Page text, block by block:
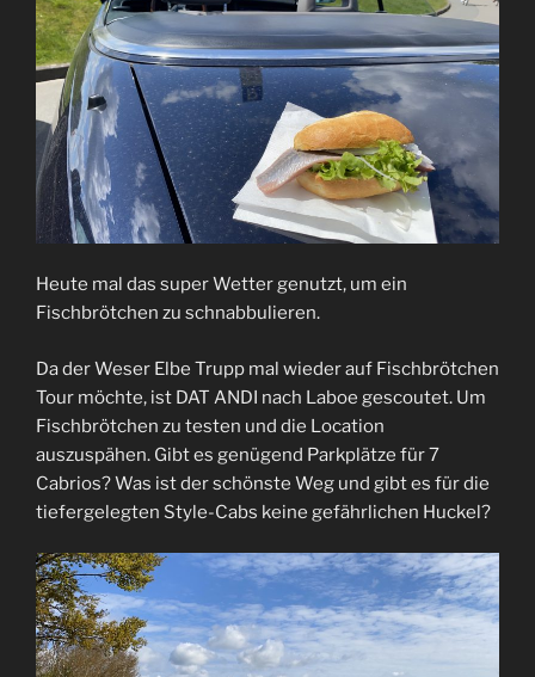
Heute mal das super Wetter genutzt, um ein
Fischbrötchen zu schnabbulieren.
Da der Weser Elbe Trupp mal wieder auf Fischbrötchen
Tour möchte, ist DAT ANDI nach Laboe gescoutet. Um
Fischbrötchen zu testen und die Location
auszuspähen. Gibt es genügend Parkplätze für 7
Cabrios? Was ist der schönste Weg und gibt es für die
tiefergelegten Style-Cabs keine gefährlichen Huckel?